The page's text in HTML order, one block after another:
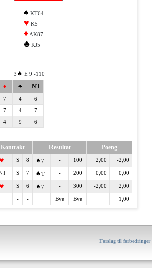
♠ KT64
♥ K5
♦ AK87
♣ KJ5
3 E 9 -110
♦ ♣ NT
7 4
6
7 4
7
4 9 6
Kontrakt Resultat Poeng
S 8 7 - 100 2,00 -2,00
S 7 T - 200 0,00 0,00
S 6 7 - 300 -2,00 2,00
- - Bye Bye 1,00
Forslag til forbedringer